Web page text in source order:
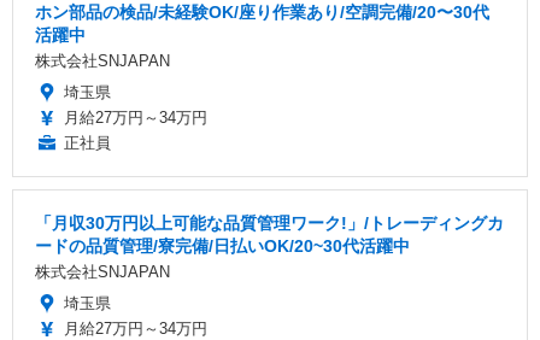
ホン部品の検品/未経験OK/座り作業あり/空調完備/20〜30代
活躍中
株式会社SNJAPAN
埼玉県
月給27万円～34万円
正社員
「月収30万円以上可能な品質管理ワーク!」/トレーディングカ
ードの品質管理/寮完備/日払いOK/20~30代活躍中
株式会社SNJAPAN
埼玉県
月給27万円～34万円